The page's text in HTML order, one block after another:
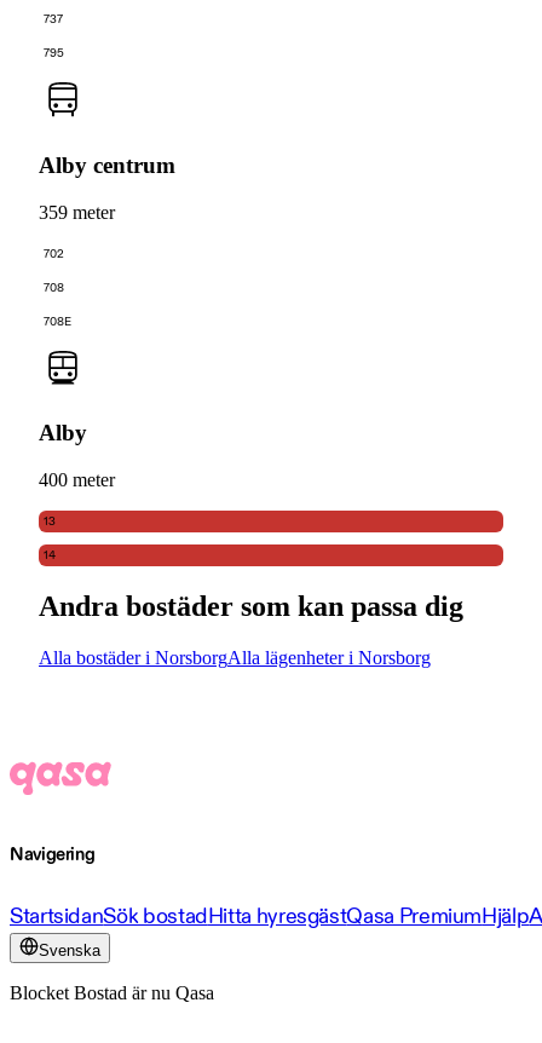
737
795
Alby centrum
359 meter
702
708
708E
Alby
400 meter
13
14
Andra bostäder som kan passa dig
Alla bostäder i NorsborgAlla lägenheter i Norsborg
Navigering
StartsidanSök bostadHitta hyresgästQasa PremiumHjälp
Svenska
Blocket Bostad är nu Qasa